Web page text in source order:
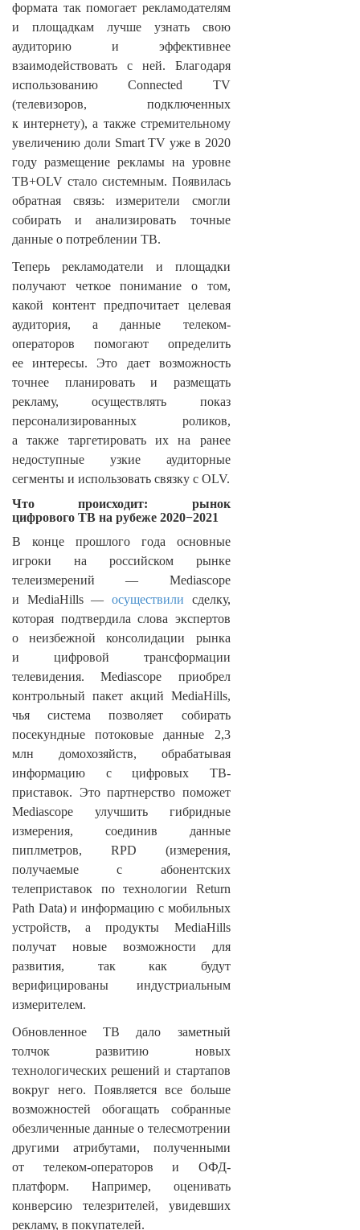
формата так помогает рекламодателям
и площадкам лучше узнать свою
аудиторию и эффективнее
взаимодействовать с ней. Благодаря
использованию Connected TV
(телевизоров, подключенных
к интернету), а также стремительному
увеличению доли Smart TV уже в 2020
году размещение рекламы на уровне
ТВ+OLV стало системным. Появилась
обратная связь: измерители смогли
собирать и анализировать точные
данные о потреблении ТВ.
Теперь рекламодатели и площадки
получают четкое понимание о том,
какой контент предпочитает целевая
аудитория, а данные телеком-
операторов помогают определить
ее интересы. Это дает возможность
точнее планировать и размещать
рекламу, осуществлять показ
персонализированных роликов,
а также таргетировать их на ранее
недоступные узкие аудиторные
сегменты и использовать связку с OLV.
Что происходит: рынок
цифрового ТВ на рубеже 2020−2021
В конце прошлого года основные
игроки на российском рынке
телеизмерений — Mediascope
и MediaHills —осуществили сделку,
которая подтвердила слова экспертов
о неизбежной консолидации рынка
и цифровой трансформации
телевидения. Mediascope приобрел
контрольный пакет акций MediaHills,
чья система позволяет собирать
посекундные потоковые данные 2,3
млн домохозяйств, обрабатывая
информацию с цифровых ТВ-
приставок. Это партнерство поможет
Mediascope улучшить гибридные
измерения, соединив данные
пиплметров, RPD (измерения,
получаемые с абонентских
телеприставок по технологии Return
Path Data) и информацию с мобильных
устройств, а продукты MediaHills
получат новые возможности для
развития, так как будут
верифицированы индустриальным
измерителем.
Обновленное ТВ дало заметный
толчок развитию новых
технологических решений и стартапов
вокруг него. Появляется все больше
возможностей обогащать собранные
обезличенные данные о телесмотрении
другими атрибутами, полученными
от телеком-операторов и ОФД-
платформ. Например, оценивать
конверсию телезрителей, увидевших
рекламу, в покупателей.